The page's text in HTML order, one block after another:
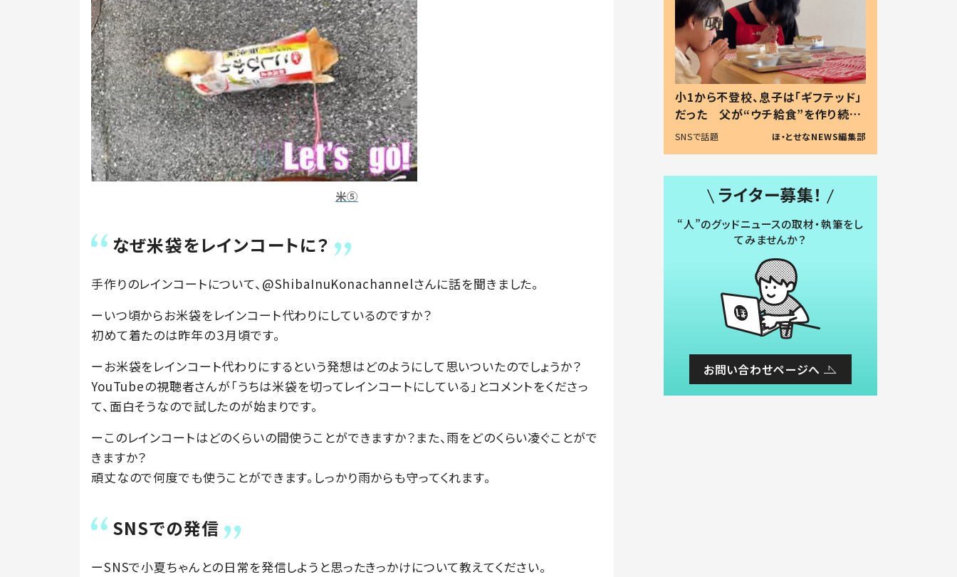
米⑤
なぜ米袋をレインコートに？
手作りのレインコートについて、@ShibaInuKonachannelさんに話を聞きました。
ーいつ頃からお米袋をレインコート代わりにしているのですか？
初めて着たのは昨年の３月頃です。
ーお米袋をレインコート代わりにするという発想はどのようにして思いついたのでしょうか？
YouTubeの視聴者さんが「うちは米袋を切ってレインコートにしている」とコメントをくださっ
て、面白そうなので試したのが始まりです。
ーこのレインコートはどのくらいの間使うことができますか？また、雨をどのくらい凌ぐことがで
きますか？
頑丈なので何度でも使うことができます。しっかり雨からも守ってくれます。
SNSでの発信
ーSNSで小夏ちゃんとの日常を発信しようと思ったきっかけについて教えてください。
小1から不登校、息子は「ギフテッド」
だった 父が“ウチ給食”を作り続け
る理由とは #令和の親 #令和の子
SNSで話題 ほ・とせなNEWS編集部
ライター募集！
“人”のグッドニュースの取材・執筆をし
てみませんか？
お問い合わせページへ